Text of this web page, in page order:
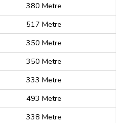
380 Metre
517 Metre
350 Metre
350 Metre
333 Metre
493 Metre
338 Metre